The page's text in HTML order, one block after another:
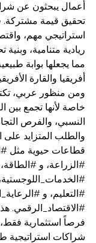
أعمال يبحثون عن
تحقيق قيمة مشتركة.
استراتيجي مهم،
ريادية متنامية، وبنية
مما يجعلها بوابة
أفريقيا والقارة
ومن منظور عربي،
خاصة لأنها تجمع بين
النسبي، والفرص
والطلب المتزايد على
قطاعات حيوية مثل
#الزراعة، و #الطاقة
#الخدمات_اللوجستية
#التعليم، و
#الاقتصاد_الرقمي.
فرصاً استثمارية
شراكات استراتيجية